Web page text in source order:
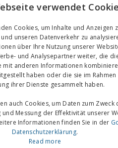
Deutschland |DE
›
Impressum
Alle Rechte vorbehalten.
verwendet
Cookies, um Inhalte und Anzeigen
unseren Datenverkehr zu
über Ihre Nutzung unserer
und Analysepartner weiter, die
mit anderen Informationen
haben oder die sie im
ihrer Dienste gesammelt haben.
auch Cookies, um Daten zum Zweck
und Messung der Effektivität unserer
Informationen finden Sie in der
Datenschutzerklärung.
Read more